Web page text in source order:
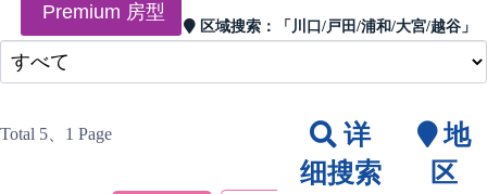
区域搜索： 「川口/戸田/浦和/大宮/越谷」
Premium 房型
Total 5、1 Page
详
细搜索
地
区